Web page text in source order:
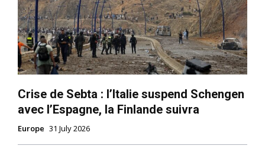
Crise de Sebta : l’Italie suspend Schengen
avec l’Espagne, la Finlande suivra
Europe 31 July 2026